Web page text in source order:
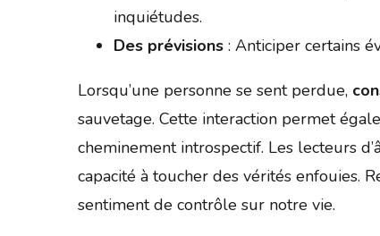
inquiétudes.
Des prévisions : Anticiper certains
Lorsqu’une personne se sent perdue,
sauvetage. Cette interaction permet
cheminement introspectif. Les lecteurs
capacité à toucher des vérités enfouies.
sentiment de contrôle sur notre vie.